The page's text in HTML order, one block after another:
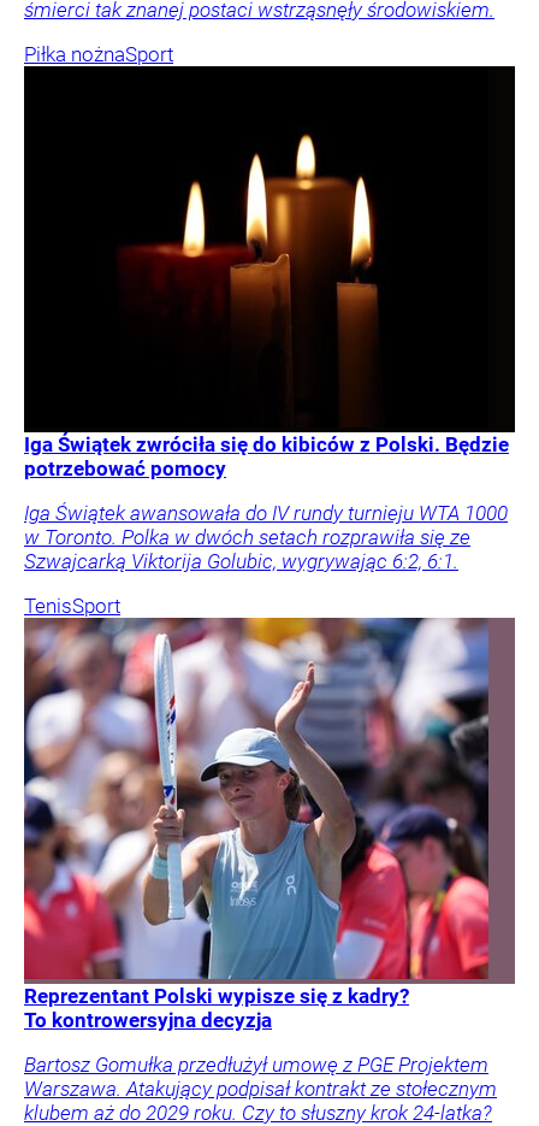
śmierci tak znanej postaci wstrząsnęły środowiskiem.
Piłka nożnaSport
Iga Świątek zwróciła się do kibiców z Polski. Będzie
potrzebować pomocy
Iga Świątek awansowała do IV rundy turnieju WTA 1000
w Toronto. Polka w dwóch setach rozprawiła się ze
Szwajcarką Viktorija Golubic, wygrywając 6:2, 6:1.
TenisSport
Reprezentant Polski wypisze się z kadry?
To kontrowersyjna decyzja
Bartosz Gomułka przedłużył umowę z PGE Projektem
Warszawa. Atakujący podpisał kontrakt ze stołecznym
klubem aż do 2029 roku. Czy to słuszny krok 24-latka?